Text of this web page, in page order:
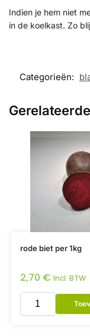
Indien je hem niet
in de koelkast. Zo
Categorieën:
rode biet per 1kg
2,70 € Incl. BTW